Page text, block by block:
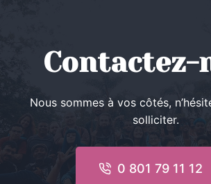
Contactez-
Nous sommes à vos côtés,
solliciter.
0 801 79 11 12